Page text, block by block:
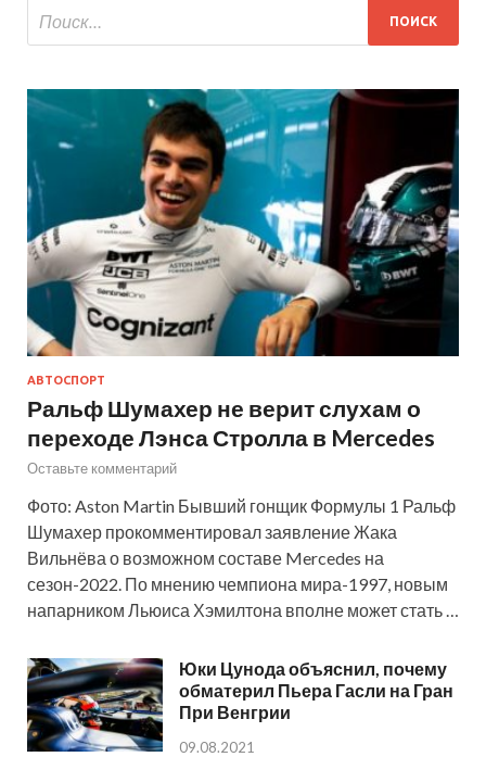
АВТОСПОРТ
Ральф Шумахер не верит слухам о
переходе Лэнса Стролла в Mercedes
Оставьте комментарий
Фото: Aston Martin Бывший гонщик Формулы 1 Ральф
Шумахер прокомментировал заявление Жака
Вильнёва о возможном составе Mercedes на
сезон-2022. По мнению чемпиона мира-1997, новым
напарником Льюиса Хэмилтона вполне может стать …
Юки Цунода объяснил, почему
обматерил Пьера Гасли на Гран
При Венгрии
09.08.2021